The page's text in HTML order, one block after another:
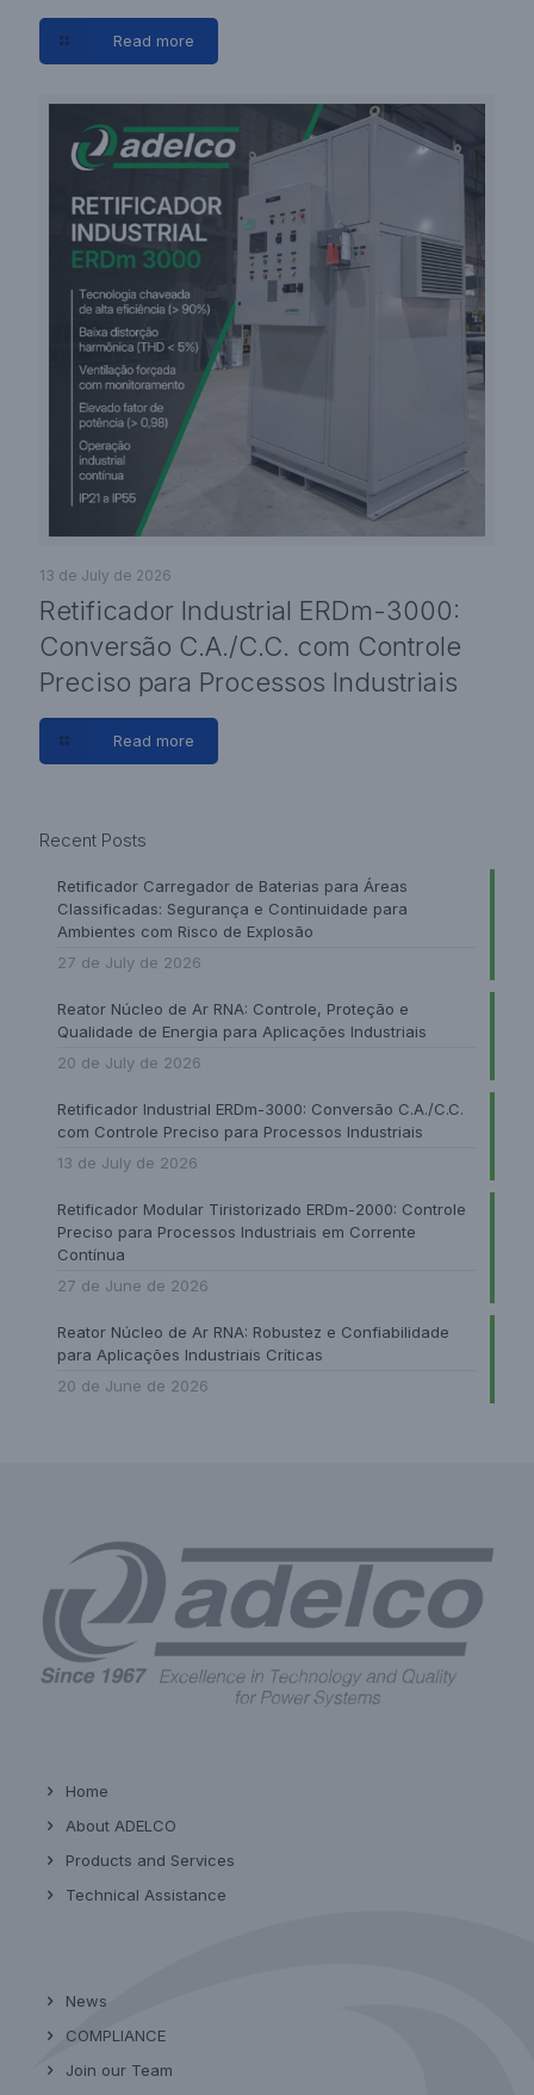
Read more
13 de July de 2026
Retificador Industrial ERDm-3000:
Conversão C.A./C.C. com Controle
Preciso para Processos Industriais
Read more
Recent Posts
Retificador Carregador de Baterias para Áreas
Classificadas: Segurança e Continuidade para
Ambientes com Risco de Explosão
27 de July de 2026
Reator Núcleo de Ar RNA: Controle, Proteção e
Qualidade de Energia para Aplicações Industriais
20 de July de 2026
Retificador Industrial ERDm-3000: Conversão C.A./C.C.
com Controle Preciso para Processos Industriais
13 de July de 2026
Retificador Modular Tiristorizado ERDm-2000: Controle
Preciso para Processos Industriais em Corrente
Contínua
27 de June de 2026
Reator Núcleo de Ar RNA: Robustez e Confiabilidade
para Aplicações Industriais Críticas
20 de June de 2026
Home
About ADELCO
Products and Services
Technical Assistance
News
COMPLIANCE
Join our Team